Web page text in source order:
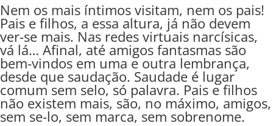
Nem os mais íntimos visitam, nem os pais!
Pais e filhos, a essa altura, já não devem
ver-se mais. Nas redes virtuais narcísicas,
vá lá… Afinal, até amigos fantasmas são
bem-vindos em uma e outra lembrança,
desde que saudação. Saudade é lugar
comum sem selo, só palavra. Pais e filhos
não existem mais, são, no máximo, amigos,
sem se-lo, sem marca, sem sobrenome.